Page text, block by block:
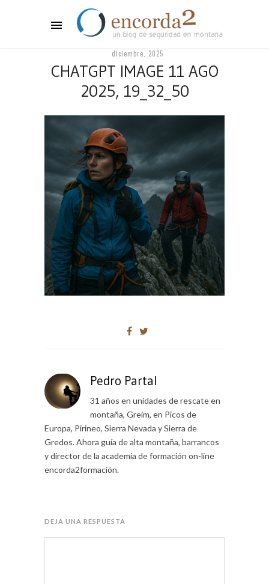
diciembre, 2025
CHATGPT IMAGE 11 AGO
2025, 19_32_50
Pedro Partal
31 años en unidades de rescate en
montaña, Greim, en Picos de
Europa, Pirineo, Sierra Nevada y Sierra de
Gredos. Ahora guía de alta montaña, barrancos
y director de la academia de formación on-line
encorda2formación.
DEJA UNA RESPUESTA